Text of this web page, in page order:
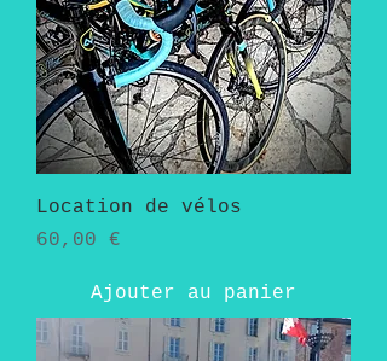
Location de vélos
Prix
60,00 €
Ajouter au panier